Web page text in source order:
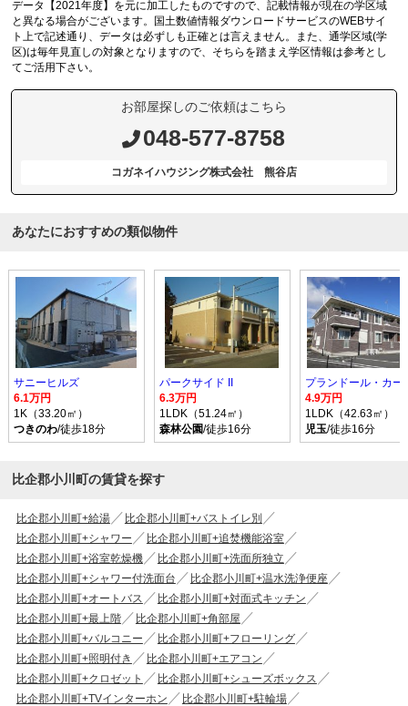
データ【2021年度】を元に加工したものですので、記載情報が現在の学区域
と異なる場合がございます。国土数値情報ダウンロードサービスのWEBサイ
ト上で記述通り、データは必ずしも正確とは言えません。また、通学区域(学
区)は毎年見直しの対象となりますので、そちらを踏まえ学区情報は参考とし
てご活用下さい。
お部屋探しのご依頼はこちら
048-577-8758
コガネイハウジング株式会社 熊谷店
あなたにおすすめの類似物件
サニーヒルズ
6.1万円
1K（33.20㎡）
つきのわ/徒歩18分
パークサイド II
6.3万円
1LDK（51.24㎡）
森林公園/徒歩16分
プランドール・カー
4.9万円
1LDK（42.63㎡）
児玉/徒歩16分
比企郡小川町の賃貸を探す
比企郡小川町+給湯
比企郡小川町+バストイレ別
比企郡小川町+シャワー
比企郡小川町+追焚機能浴室
比企郡小川町+浴室乾燥機
比企郡小川町+洗面所独立
比企郡小川町+シャワー付洗面台
比企郡小川町+温水洗浄便座
比企郡小川町+オートバス
比企郡小川町+対面式キッチン
比企郡小川町+最上階
比企郡小川町+角部屋
比企郡小川町+バルコニー
比企郡小川町+フローリング
比企郡小川町+照明付き
比企郡小川町+エアコン
比企郡小川町+クロゼット
比企郡小川町+シューズボックス
比企郡小川町+TVインターホン
比企郡小川町+駐輪場